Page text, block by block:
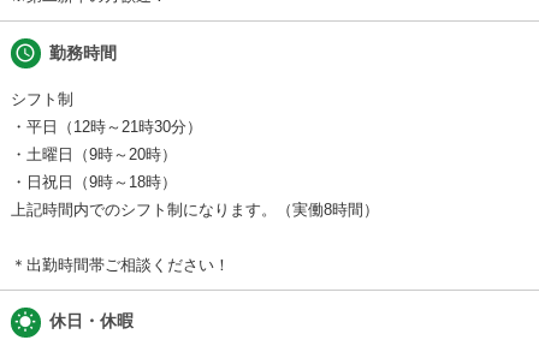
schedule 勤務時間
シフト制
・平日（12時～21時30分）
・土曜日（9時～20時）
・日祝日（9時～18時）
上記時間内でのシフト制になります。（実働8時間）
＊出勤時間帯ご相談ください！
wb_sunny 休日・休暇